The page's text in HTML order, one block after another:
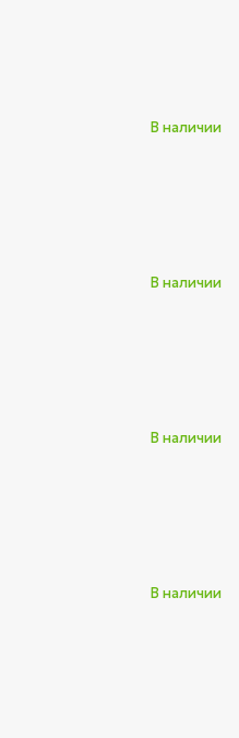
В наличии
В наличии
В наличии
В наличии